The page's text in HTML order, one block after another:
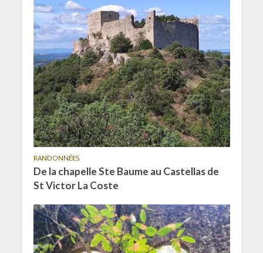
RANDONNÉES
De la chapelle Ste Baume au Castellas de
St Victor La Coste